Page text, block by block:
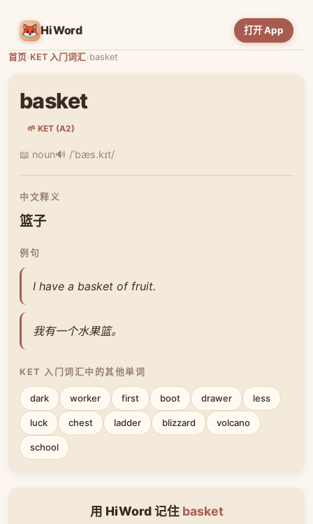
HiWord 打开 App
首页›KET 入门词汇›basket
basket
🌱 KET (A2)
📖 noun🔊 /ˈbæs.kɪt/
中文释义
篮子
例句
I have a basket of fruit.
我有一个水果篮。
KET 入门词汇中的其他单词
dark worker first boot drawer less
luck chest ladder blizzard volcano
school
用 HiWord 记住 basket